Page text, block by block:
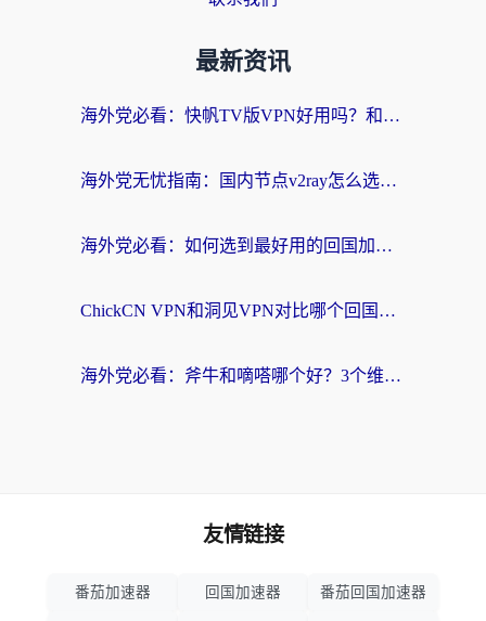
最新资讯
海外党必看：快帆TV版VPN好用吗？和快游VPN对比哪个回国效果更好？附实用避坑指南
海外党无忧指南：国内节点v2ray怎么选？一键回国VPN+多场景实测帮你避坑
海外党必看：如何选到最好用的回国加速器？从节点到售后的全维度指南
ChickCN VPN和洞见VPN对比哪个回国效果更好？海外党亲测3款加速器+避坑指南
海外党必看：斧牛和嘀嗒哪个好？3个维度教你选对回国加速器
友情链接
番茄加速器 回国加速器 番茄回国加速器